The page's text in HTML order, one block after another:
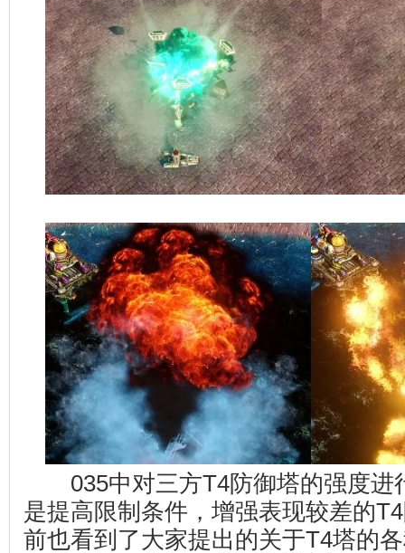
035中对三方T4防御塔的强度进
是提高限制条件，增强表现较差的
前也看到了大家提出的关于T4塔的